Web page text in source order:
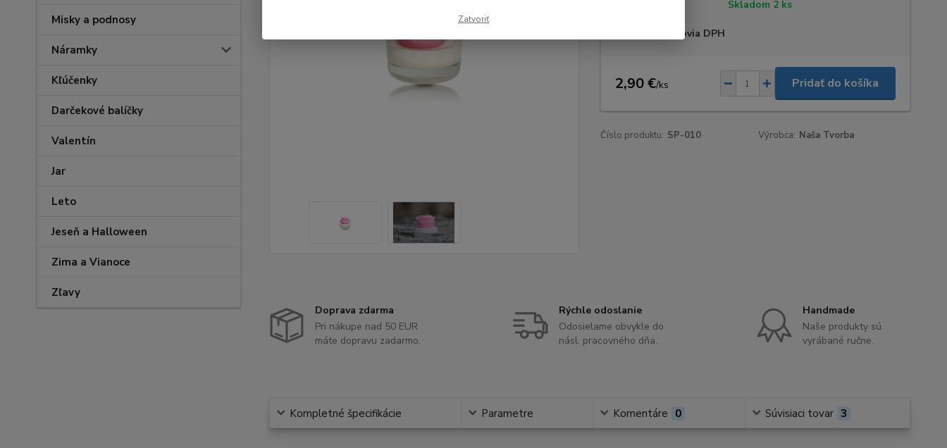
Misky a podnosy
Náramky
Kľúčenky
Darčekové balíčky
Valentín
Jar
Leto
Jeseň a Halloween
Zima a Vianoce
Zľavy
Skladom 2 ks
Nie sme platcovia DPH
2,90 €/ks Pridať do košíka
Číslo produktu: SP-010 Výrobca: Naša Tvorba
Doprava zdarma
Pri nákupe nad 50 EUR
máte dopravu zadarmo.
Rýchle odoslanie
Odosielame obvykle do
násl. pracovného dňa.
Handmade
Naše produkty sú
vyrábané ručne.
Kompletné špecifikácie Parametre Komentáre 0 Súvisiaci tovar 3
Zatvoriť